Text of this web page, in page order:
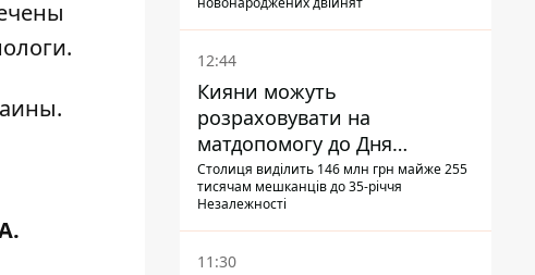
.
12:44
Кияни можуть
розраховувати на
матдопомогу до Дня
незалежності - кому її
дадуть
Столиця виділить 146 млн грн майже 255
тисячам мешканців до 35-річчя
Незалежності
11:30